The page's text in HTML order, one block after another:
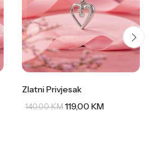
Zlatni Privjesak
140,00KM 119,00 KM